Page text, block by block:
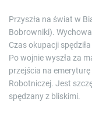
Przyszła na świat w
Bobrowniki).
Czas okupacji
Po wojnie wyszła za
przejścia na emeryturę
Robotniczej. Jest
spędzany z bliskimi.